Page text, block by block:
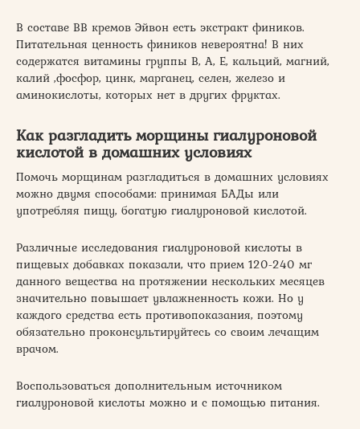
В составе ВВ кремов Эйвон есть экстракт фиников.
Питательная ценность фиников невероятна! В них
содержатся витамины группы В, А, Е, кальций, магний,
калий ,фосфор, цинк, марганец, селен, железо и
аминокислоты, которых нет в других фруктах.
Как разгладить морщины гиалуроновой
кислотой в домашних условиях
Помочь морщинам разгладиться в домашних условиях
можно двумя способами: принимая БАДы или
употребляя пищу, богатую гиалуроновой кислотой.
Различные исследования гиалуроновой кислоты в
пищевых добавках показали, что прием 120-240 мг
данного вещества на протяжении нескольких месяцев
значительно повышает увлажненность кожи. Но у
каждого средства есть противопоказания, поэтому
обязательно проконсультируйтесь со своим лечащим
врачом.
Воспользоваться дополнительным источником
гиалуроновой кислоты можно и с помощью питания.